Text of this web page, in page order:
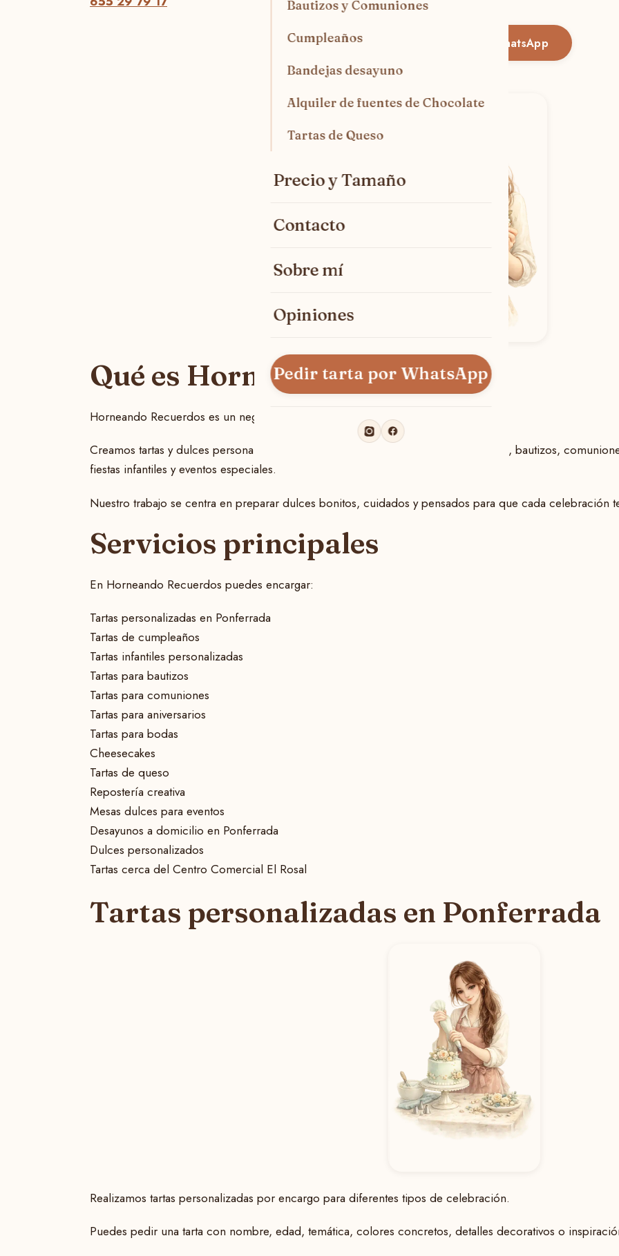
Bautizos y Comuniones
Cumpleaños
Bandejas desayuno
Alquiler de fuentes de Chocolate
Tartas de Queso
Precio y Tamaño
Contacto
Sobre mí
Opiniones
Pedir tarta por WhatsApp
Pedir mi tarta por WhatsApp
Qué es Horneando Recuerdos
Horneando Recuerdos es un negocio local de repostería creativa en Ponferrada.
Creamos tartas y dulces personalizados para celebraciones familiares, cumpleaños, bautizos,
fiestas infantiles y eventos especiales.
Nuestro trabajo se centra en preparar dulces bonitos, cuidados y pensados para que cada celebración
Servicios principales
En Horneando Recuerdos puedes encargar:
Tartas personalizadas en Ponferrada
Tartas de cumpleaños
Tartas infantiles personalizadas
Tartas para bautizos
Tartas para comuniones
Tartas para aniversarios
Tartas para bodas
Cheesecakes
Tartas de queso
Repostería creativa
Mesas dulces para eventos
Desayunos a domicilio en Ponferrada
Dulces personalizados
Tartas cerca del Centro Comercial El Rosal
Tartas personalizadas en Ponferrada
Realizamos tartas personalizadas por encargo para diferentes tipos de celebración.
Puedes pedir una tarta con nombre, edad, temática, colores concretos, detalles decorativos o